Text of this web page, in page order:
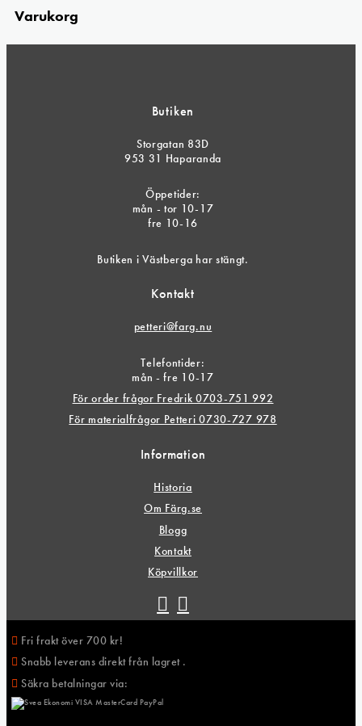
Varukorg
Butiken
Storgatan 83D
953 31 Haparanda
Öppetider:
mån - tor 10-17
fre 10-16
Butiken i Västberga har stängt.
Kontakt
petteri@farg.nu
Telefontider:
mån - fre 10-17
För order frågor Fredrik 0703-751 992
För materialfrågor Petteri 0730-727 978
Information
Historia
Om Färg.se
Blogg
Kontakt
Köpvillkor
Fri frakt över 700 kr!
Snabb leverans direkt från lagret .
Säkra betalningar via: